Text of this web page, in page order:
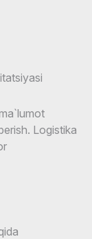
Logistika